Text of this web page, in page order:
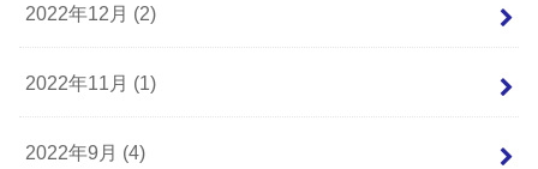
2022年12月 (2)
2022年11月 (1)
2022年9月 (4)